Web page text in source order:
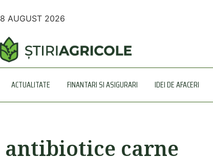
8 AUGUST 2026
ACTUALITATE FINANTARI SI ASIGURARI IDEI DE AFACERI
antibiotice carne